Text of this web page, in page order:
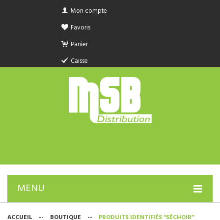
Mon compte
Favoris
Panier
Caisse
MENU
PRODUIT SANITAIRE.COM
ACCUEIL -- BOUTIQUE -- PRODUITS IDENTIFIÉS “SÉCHOIR”